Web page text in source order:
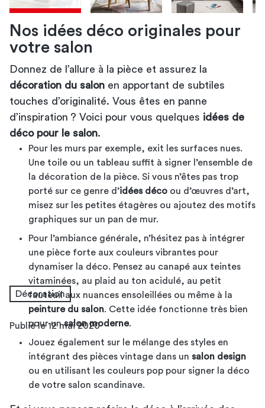
Nos idées déco originales pour
votre salon
Donnez de l’allure à la pièce et assurez la
décoration du salon en apportant de subtiles
touches d’originalité. Vous êtes en panne
d’inspiration ? Voici pour vous quelques idées de
déco pour le salon.
Pour les murs par exemple, exit les surfaces nues.
Une toile ou un tableau suffit à signer l’ensemble de
la décoration de la pièce. Si vous n’êtes pas trop
porté sur ce genre d’idées déco ou d’œuvres d’art,
misez sur les petites étagères ou ajoutez des motifs
graphiques sur un pan de mur.
Pour l’ambiance générale, n’hésitez pas à intégrer
une pièce forte aux couleurs vibrantes pour
dynamiser la déco. Pensez au canapé aux teintes
vitaminées, au plaid au ton acidulé, au petit
fauteuil aux nuances ensoleillées ou même à la
peinture du salon. Cette idée fonctionne très bien
pour unsalon moderne.
Jouez également sur le mélange des styles en
intégrant des pièces vintage dans un salon design
ou en utilisant les couleurs pop pour signer la déco
de votre salon scandinave.
idée de décoration pour réveiller
votre salon
coussins
colorés
salon
salon
le salon
idée de décoration pour
votre salon
idées de décoration pour votre
salon
pour votre salon
décoration pour votre salon
Décoration
Publié le 12 mai 2020